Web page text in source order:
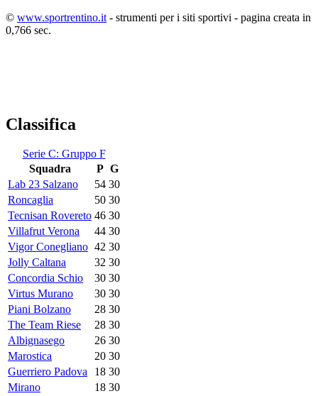
© www.sportrentino.it - strumenti per i siti sportivi - pagina creata in
0,766 sec.
Classifica
Serie C: Gruppo F
Squadra
P G
Lab 23 Salzano
54 30
Roncaglia
50 30
Tecnisan Rovereto 46 30
Villafrut Verona
44 30
Vigor Conegliano 42 30
Jolly Caltana
32 30
Concordia Schio
30 30
Virtus Murano
30 30
Piani Bolzano
28 30
The Team Riese
28 30
Albignasego
26 30
Marostica
20 30
Guerriero Padova
18 30
Mirano
18 30